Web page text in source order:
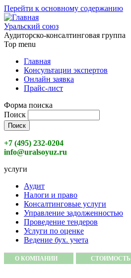
Перейти к основному содержанию
Уральский союз
Аудиторско-консалтинговая группа
Top menu
Главная
Консультации экспертов
Онлайн заявка
Прайс-лист
Форма поиска
Поиск
+7 (495) 232-0204
info@uralsoyuz.ru
услуги
Аудит
Налоги и право
Консалтинговые услуги
Управление задолженностью
Проведение тендеров
Услуги по оценке
Ведение бух. учета
О КОМПАНИИ СТОИМОСТЬ